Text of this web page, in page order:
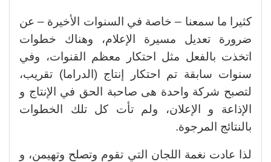
كثيرا ما سمعنا – خاصة في السنوات الأخيرة – عن
ضرورة تعديل مسيرة الإعلام، وهناك خطوات
اتخذت بالفعل مثل احتكار معظم القنوات، وفي
سنوات سابقة تم احتكار إنتاج (الدراما) تقريب،
لتصبح شركة واحدة هى صاحبة الحق في الإنتاج و
الإذاعة و الإعلان، ولم تأت كل تلك الخطوات
بالنتائج المرجوة.
لذا عادت نغمة اللجان التي تقوم وتصلح وتهيمن، و